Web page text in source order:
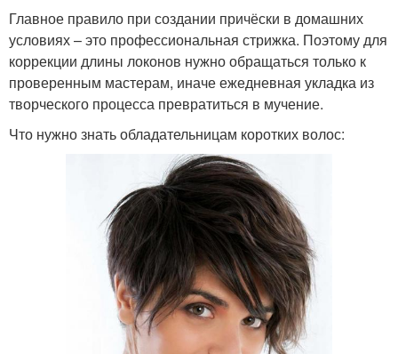
Главное правило при создании причёски в домашних
условиях – это профессиональная стрижка. Поэтому для
коррекции длины локонов нужно обращаться только к
проверенным мастерам, иначе ежедневная укладка из
творческого процесса превратиться в мучение.
Что нужно знать обладательницам коротких волос: